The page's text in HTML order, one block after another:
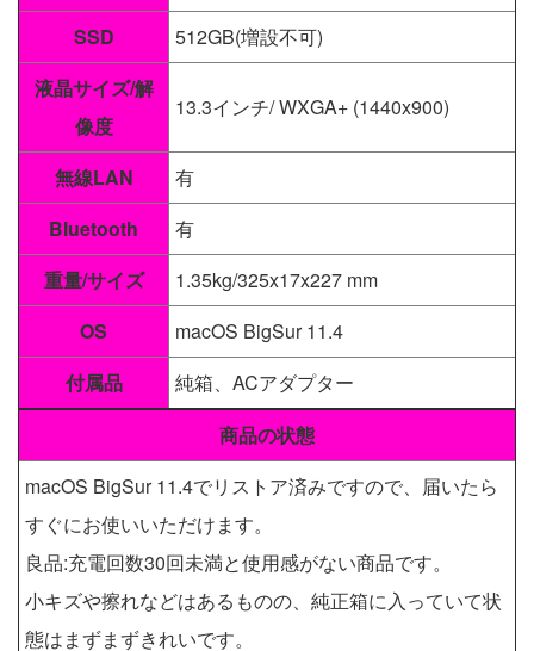
SSD
512GB(増設不可)
液晶サイズ/解
像度
13.3インチ/ WXGA+ (1440x900)
無線LAN
有
Bluetooth
有
重量/サイズ
1.35kg/325x17x227 mm
OS
macOS BigSur 11.4
付属品
純箱、ACアダプター
商品の状態
macOS BigSur 11.4でリストア済みですので、届いたら
すぐにお使いいただけます。
良品:充電回数30回未満と使用感がない商品です。
小キズや擦れなどはあるものの、純正箱に入っていて状
態はまずまずきれいです。